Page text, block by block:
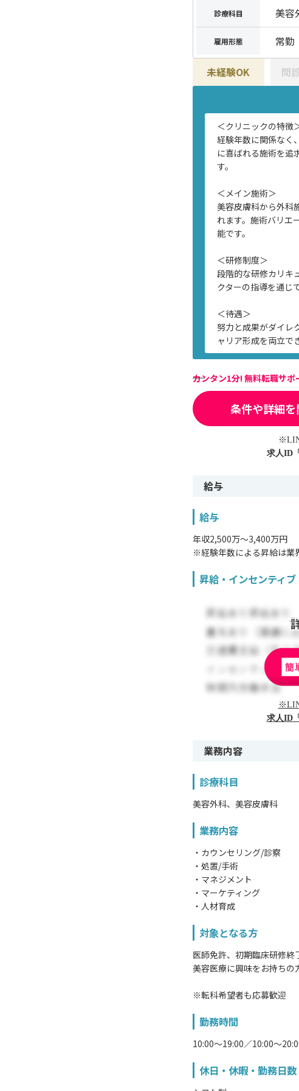
診療科目 美容
雇用形態 常勤
未経験OK 問
＜クリニックの特徴
経験年数に関係なく
に喜ばれる施術を追
す。
＜メイン施術＞
美容皮膚科から外科
れます。施術バリエ
能です。
＜研修制度＞
段階的な研修カリキ
クターの指導を通じ
＜待遇＞
努力と成果がダイレ
ャリア形成を両立で
カンタン1分! 無料転職サポ
条件や詳細
求人ID
給与
給与
年収2,500万〜3,400万円
※経験年数による昇給は業
昇給・インセンティブ
求人ID
業務内容
診療科目
美容外科、美容皮膚科
業務内容
・カウンセリング/診察
・処置/手術
・マネジメント
・マーケティング
・人材育成
対象となる方
医師免許、初期臨床研修終
美容医療に興味をお持ちの
※転科希望者も応募歓迎
勤務時間
10:00～19:00／10:00～
休日・休暇・勤務日数